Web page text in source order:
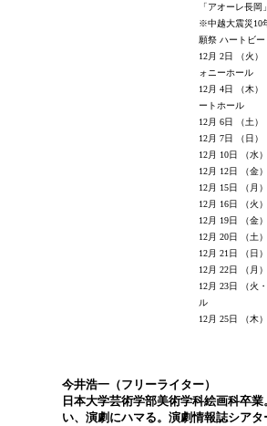
「アオーレ長
※中越大震災10
願祭 ハートビ
12月 2日 （火
ォニーホール
12月 4日 （木
ートホール
12月 6日 （土
12月 7日 （日
12月 10日 （水
12月 12日 （金
12月 15日 （月
12月 16日 （火
12月 19日 （金
12月 20日 （土
12月 21日 （日
12月 22日 （月
12月 23日 （火
ル
12月 25日 （木
今井浩一（フリーライター）
日本大学芸術学部美術学科絵画科卒
い、演劇にハマる。演劇情報誌シア